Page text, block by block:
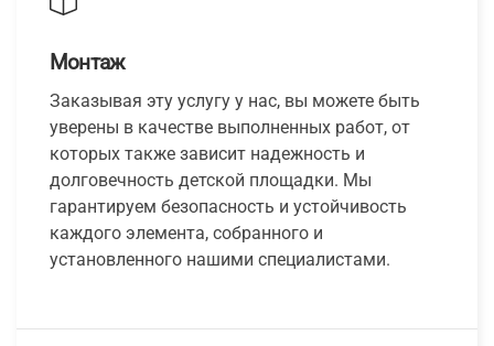
Монтаж
Заказывая эту услугу у нас, вы можете быть
уверены в качестве выполненных работ, от
которых также зависит надежность и
долговечность детской площадки. Мы
гарантируем безопасность и устойчивость
каждого элемента, собранного и
установленного нашими специалистами.